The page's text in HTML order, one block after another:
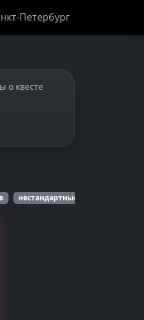
Петербург
о квесте
нестандартные